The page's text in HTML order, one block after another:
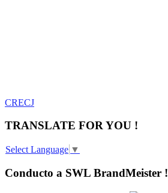
CRECJ
TRANSLATE FOR YOU !
Select Language ▼
Conducto a SWL BrandMeister !